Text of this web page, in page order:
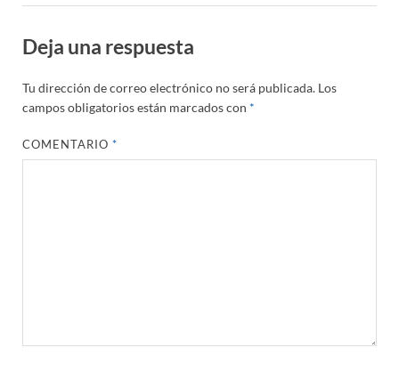
Deja una respuesta
Tu dirección de correo electrónico no será publicada. Los
campos obligatorios están marcados con *
COMENTARIO*